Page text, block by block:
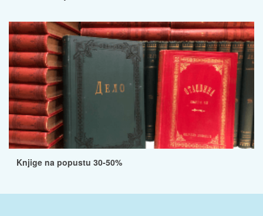
Knjige na popustu 30-50%